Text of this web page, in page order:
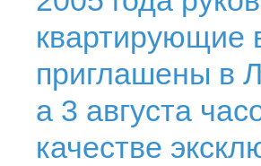
приглашены в
а 3 августа
качестве